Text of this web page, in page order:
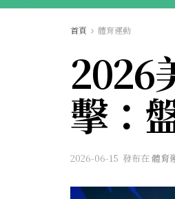
首頁 體育運動
2026
擊：
2026-06-15 發布在體育